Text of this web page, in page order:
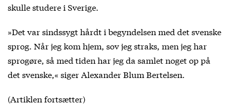
skulle studere i Sverige.
»Det var sindssygt hårdt i begyndelsen med det svenske
sprog. Når jeg kom hjem, sov jeg straks, men jeg har
sprogøre, så med tiden har jeg da samlet noget op på
det svenske,« siger Alexander Blum Bertelsen.
(Artiklen fortsætter)